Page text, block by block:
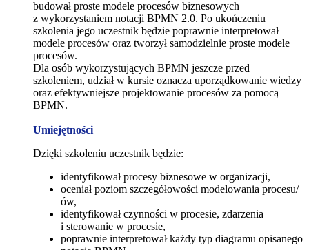
budował proste modele procesów biznesowych
z wykorzystaniem notacji BPMN 2.0. Po ukończeniu
szkolenia jego uczestnik będzie poprawnie interpretował
modele procesów oraz tworzył samodzielnie proste modele
procesów.
Dla osób wykorzystujących BPMN jeszcze przed
szkoleniem, udział w kursie oznacza uporządkowanie wiedzy
oraz efektywniejsze projektowanie procesów za pomocą
BPMN.
Umiejętności
Dzięki szkoleniu uczestnik będzie:
identyfikował procesy biznesowe w organizacji,
oceniał poziom szczegółowości modelowania procesu/
ów,
identyfikował czynności w procesie, zdarzenia
i sterowanie w procesie,
poprawnie interpretował każdy typ diagramu opisanego